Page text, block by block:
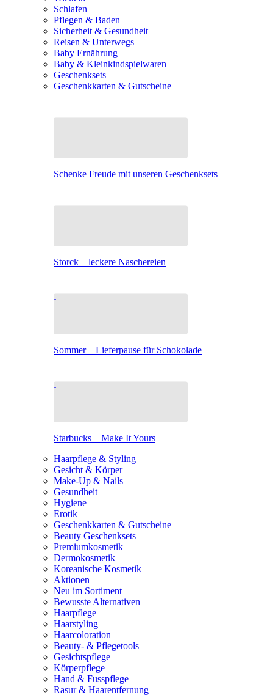
Schlafen
Pflegen & Baden
Sicherheit & Gesundheit
Reisen & Unterwegs
Baby Ernährung
Baby & Kleinkindspielwaren
Geschenksets
Geschenkkarten & Gutscheine
Schenke Freude mit unseren Geschenksets
Storck – leckere Naschereien
Sommer – Lieferpause für Schokolade
Starbucks – Make It Yours
Haarpflege & Styling
Gesicht & Körper
Make-Up & Nails
Gesundheit
Hygiene
Erotik
Geschenkkarten & Gutscheine
Beauty Geschenksets
Premiumkosmetik
Dermokosmetik
Koreanische Kosmetik
Aktionen
Neu im Sortiment
Bewusste Alternativen
Haarpflege
Haarstyling
Haarcoloration
Beauty- & Pflegetools
Gesichtspflege
Körperpflege
Hand & Fusspflege
Rasur & Haarentfernung